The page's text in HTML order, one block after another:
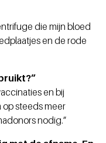
die mijn bloed
en de rode
en bij
steeds meer
nodig.”